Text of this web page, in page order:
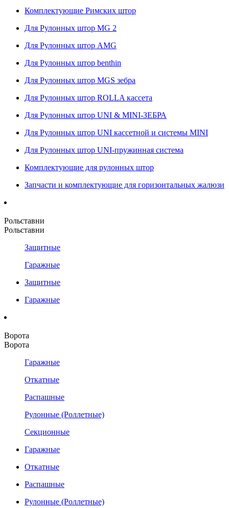
Комплектующие Римских штор
Для Рулонных штор MG 2
Для Рулонных штор AMG
Для Рулонных штор benthin
Для Рулонных штор MGS зебра
Для Рулонных штор ROLLA кассета
Для Рулонных штор UNI & MINI-ЗЕБРА
Для Рулонных штор UNI кассетной и системы MINI
Для Рулонных штор UNI-пружинная система
Комплектующие для рулонных штор
Запчасти и комплектующие для горизонтальных жалюзи
Рольставни
Рольставни
Защитные
Гаражные
Защитные
Гаражные
Ворота
Ворота
Гаражные
Откатные
Распашные
Рулонные (Роллетные)
Секционные
Гаражные
Откатные
Распашные
Рулонные (Роллетные)